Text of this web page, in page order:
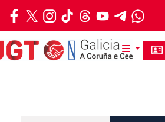
Ir o contido principal